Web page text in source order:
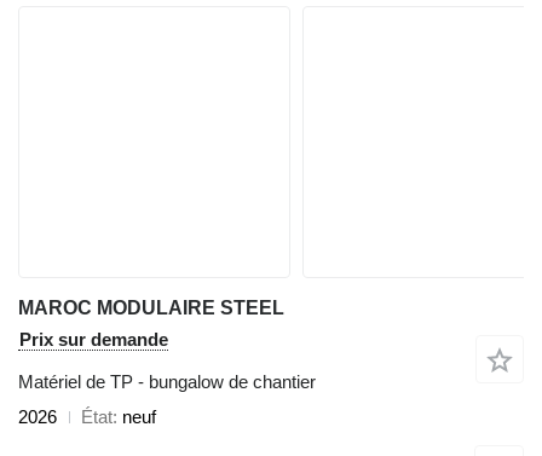
MAROC MODULAIRE STEEL
Prix sur demande
Matériel de TP - bungalow de chantier
2026
État neuf